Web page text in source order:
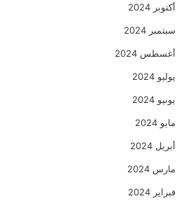
أكتوبر 2024
سبتمبر 2024
أغسطس 2024
يوليو 2024
يونيو 2024
مايو 2024
أبريل 2024
مارس 2024
فبراير 2024